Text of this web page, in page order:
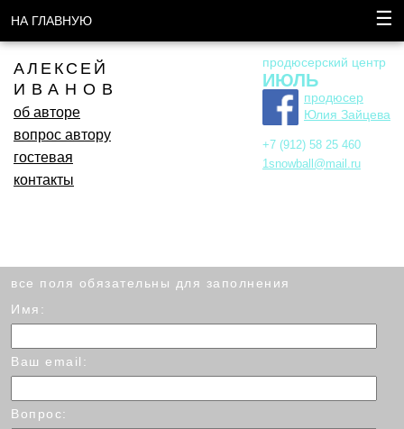
НА ГЛАВНУЮ ☰
АЛЕКСЕЙ
ИВАНОВ
об авторе
вопрос автору
гостевая
контакты
продюсерский центр
ИЮЛЬ
продюсер
Юлия Зайцева
+7 (912) 58 25 460
1snowball@mail.ru
все поля обязательны для заполнения
Имя:
Ваш email:
Вопрос: